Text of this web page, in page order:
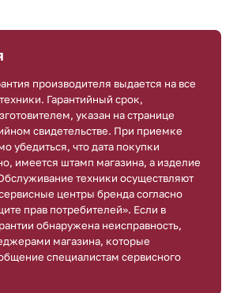
производителя выдается на все
Гарантийный срок,
указан на странице
свидетельстве. При приемке
убедиться, что дата покупки
имеется штамп магазина, а изделие
техники осуществляют
центры бренда согласно
прав потребителей». Если в
обнаружена неисправность,
магазина, которые
специалистам сервисного